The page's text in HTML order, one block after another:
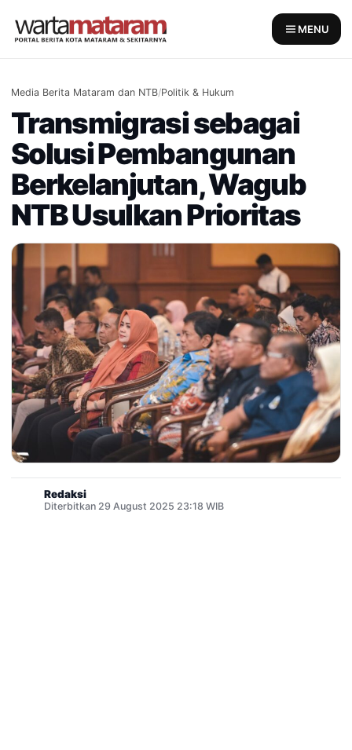
MENU
Media Berita Mataram dan NTB/Politik & Hukum
Transmigrasi sebagai
Solusi Pembangunan
Berkelanjutan, Wagub
NTB Usulkan Prioritas
Redaksi
Diterbitkan 29 August 2025 23:18 WIB